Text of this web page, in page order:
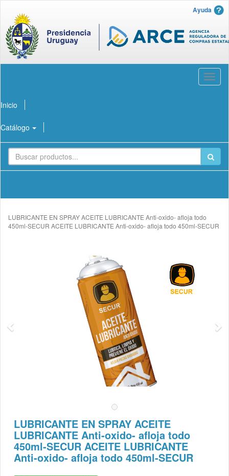
Ayuda
Abrir
menú
Inicio
Catálogo
LUBRICANTE EN SPRAY ACEITE LUBRICANTE Anti-oxido- afloja todo
450ml-SECUR ACEITE LUBRICANTE Anti-oxido- afloja todo 450ml-SECUR
LUBRICANTE EN SPRAY ACEITE
LUBRICANTE Anti-oxido- afloja todo
450ml-SECUR ACEITE LUBRICANTE
Anti-oxido- afloja todo 450ml-SECUR